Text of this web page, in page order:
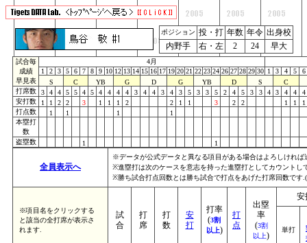
ポジション 投・打 年数 年令 出身校
内野手
右・左 2 24 早大
試合毎
成績
早見表
4月
1
2 3 5 6 7 8 9 10 12 13 14 15 16 17 19 20 21 22 23 24 26 27 28 29 30 1 3 4 5
6
S
C YB G D G YB D S
C
打席数
3 4 4 5 5 4 5 4 4 4 4 3 4 4 3 4 3 5 3 3 5 2 4 5 3 3 4 3 4 4
4
安打数
1 1 2 2 3 1 1 1 2 2 1 1 3 2 2 1 1
1
打点数
1 1 1
1
本塁打
数
盗塁数
1 1
全員表示へ
※データが公式データと異なる項目がある場合はよろしけれ
※進塁打は次のケースを意志を持った進塁打としてカウント
※勝ち試合打点回数とは勝ち試合で打点をあげた打席回数で
※項目名をクリックする
と該当の全打席が表示さ
れます.
試
合
打
席
打
数
安
打
打率
(3割
以上)
打
点
出塁
率
(3割
以上)
安
単打